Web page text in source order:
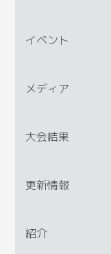
イベント
メディア
大会結果
更新情報
紹介